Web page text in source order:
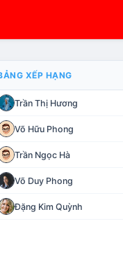
CHẾ TÀI XỬ LÝ VI PHẠM
XẾP HẠNG
Trần Thị Hương
Võ Hữu Phong
Trần Ngọc Hà
Võ Duy Phong
Đặng Kim Quỳnh